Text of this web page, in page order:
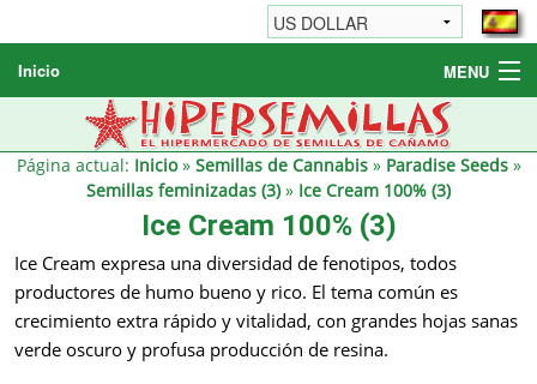
Inicio MENU
Semillas de cannabis
Otros productos
Revendedores
Página actual: Inicio» Semillas de Cannabis» Paradise Seeds»
Semillas feminizadas (3)» Ice Cream 100% (3)
Ice Cream 100% (3)
Ice Cream expresa una diversidad de fenotipos, todos
productores de humo bueno y rico. El tema común es
crecimiento extra rápido y vitalidad, con grandes hojas sanas
verde oscuro y profusa producción de resina.